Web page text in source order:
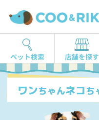
ペット検索 店舗を探す